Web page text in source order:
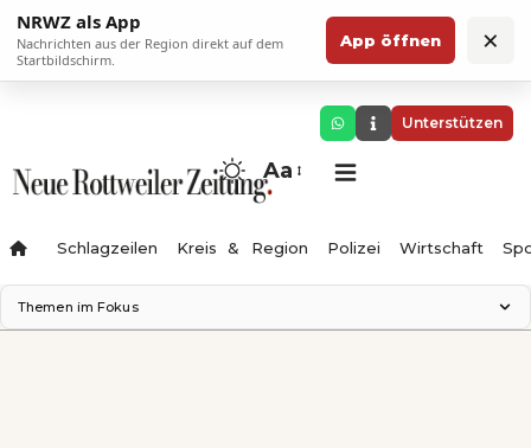
NRWZ als App
Nachrichten aus der Region direkt auf dem
Startbildschirm.
App öffnen ×
Unterstützen
Aa
Schlagzeilen Kreis & Region Polizei Wirtschaft
Themen im Fokus